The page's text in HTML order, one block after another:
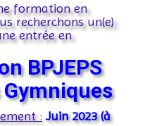
formation en
recherchons un(e)
entrée en
BPJEPS
: Juin 2023 (à